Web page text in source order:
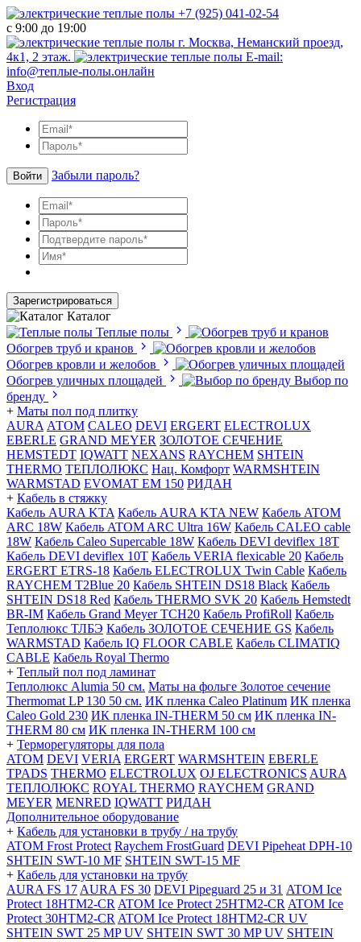
+7 (925) 041-02-54
с 9:00 до 19:00
г. Москва, Неманский проезд,
4к1, 2 этаж.
E-mail:
info@теплые-полы.онлайн
Вход
Регистрация
Войти Забыли пароль?
Зарегистрироваться
Каталог
Теплые полы
Обогрев труб и кранов
Обогрев кровли и желобов
Обогрев уличных площадей
Выбор по
бренду
+ Маты пол под плитку
AURA АТОМ CALEO DEVI ERGERT ELECTROLUX
EBERLE GRAND MEYER ЗОЛОТОЕ СЕЧЕНИЕ
HEMSTEDT IQWATT NEXANS RAYCHEM SHTEIN
THERMO ТЕПЛОЛЮКС Нац. Комфорт WARMSHTEIN
WARMSTAD EVOMAT EM 150 РИДАН
+ Кабель в стяжку
Кабель AURA KTA Кабель AURA KTA NEW Кабель ATOM
ARC 18W Кабель ATOM ARC Ultra 16W Кабель CALEO cable
18W Кабель Caleo Supercable 18W Кабель DEVI deviflex 18T
Кабель DEVI deviflex 10T Кабель VERIA flexicable 20 Кабель
ERGERT ETRS-18 Кабель ELECTROLUX Twin Cable Кабель
RAYCHEM T2Blue 20 Кабель SHTEIN DS18 Black Кабель
SHTEIN DS18 Red Кабель THERMO SVK 20 Кабель Hemstedt
BR-IM Кабель Grand Meyer TCH20 Кабель ProfiRoll Кабель
Теплолюкс ТЛБЭ Кабель ЗОЛОТОЕ СЕЧЕНИЕ GS Кабель
WARMSTAD Кабель IQ FLOOR CABLE Кабель CLIMATIQ
CABLE Кабель Royal Thermo
+ Теплый пол под ламинат
Теплолюкс Alumia 50 см. Маты на фольге Золотое сечение
Thermomat LP 130 50 cм. ИК пленка Caleo Platinum ИК пленка
Caleo Gold 230 ИК пленка IN-THERM 50 см ИК пленка IN-
THERM 80 см ИК пленка IN-THERM 100 см
+ Терморегуляторы для пола
ATOM DEVI VERIA ERGERT WARMSHTEIN EBERLE
TPADS THERMO ELECTROLUX OJ ELECTRONICS AURA
ТЕПЛОЛЮКС ROYAL THERMO RAYCHEM GRAND
MEYER MENRED IQWATT РИДАН
Дополнительное оборудование
+ Кабель для установки в трубу / на трубу
ATOM Frost Protect Raychem FrostGuard DEVI Pipeheat DPH-10
SHTEIN SWT-10 MF SHTEIN SWT-15 MF
+ Кабель для установки на трубу
AURA FS 17 AURA FS 30 DEVI Pipeguard 25 и 31 ATOM Ice
Protect 18HTM2-CR ATOM Ice Protect 25HTM2-CR ATOM Ice
Protect 30HTM2-CR ATOM Ice Protect 18HTM2-CR UV
SHTEIN SWT 25 MP UV SHTEIN SWT 30 MP UV SHTEIN